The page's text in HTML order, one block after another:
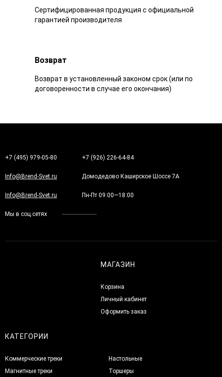
Сертифицированная продукция с официальной
гарантией производителя
Возврат
Возврат в установленный законом срок (или по
договоренности в случае его окончания)
+7 (495) 979-05-80 +7 (926) 226-64-84
Info@Brend-Svet.ru Домодедово Каширское Шоссе 7А
Info@Brend-Svet.ru Пн-Пт 09:00—18:00
Мы в соц.сетях
МАГАЗИН
Корзина
Личный кабинет
Оформить заказ
КАТЕГОРИИ
Коммерческие треки
Магнитные треки
Настольные
Торшеры